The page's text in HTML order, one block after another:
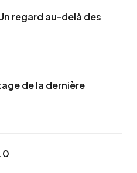
regard au-delà des
de la dernière